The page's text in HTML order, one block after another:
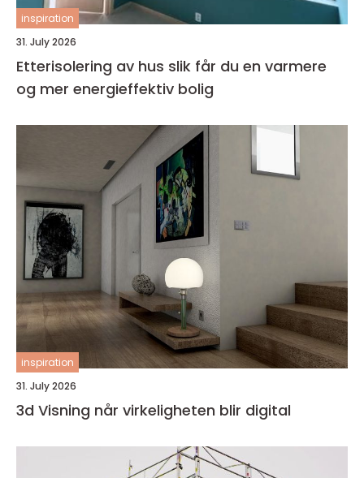
inspiration
31. July 2026
Etterisolering av hus slik får du en varmere
og mer energieffektiv bolig
inspiration
31. July 2026
3d Visning når virkeligheten blir digital